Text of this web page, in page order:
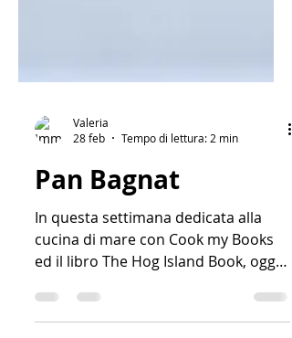
Valeria
28 feb
Tempo di lettura: 2 min
Pan Bagnat
In questa settimana dedicata alla
cucina di mare con Cook my Books